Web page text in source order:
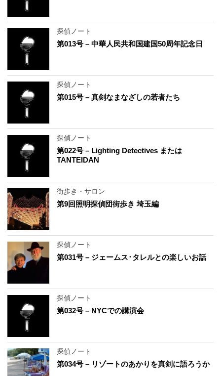
探偵ノート
第013号 – 中華人民共和国建国50周年記念日
探偵ノート
第015号 – 真剣なまなざしの若者たち
探偵ノート
第022号 – Lighting Detectives または
TANTEIDAN
街歩き・サロン
第9回照明探偵団街歩き 埼玉編
探偵ノート
第031号 – ジェームス･タレルとの楽しいお話
探偵ノート
第032号 – NYCでの講演会
探偵ノート
第034号 – リゾートのあかりを真剣に語ろうか